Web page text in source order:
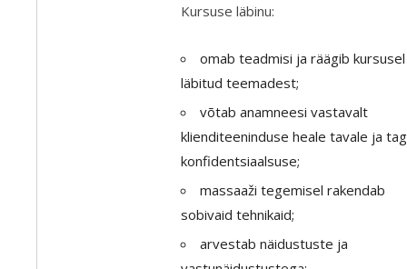
Kursuse läbinu:
omab teadmisi ja räägib kursusel
läbitud teemadest;
võtab anamneesi vastavalt
klienditeeninduse heale tavale ja
konfidentsiaalsuse;
massaaži tegemisel rakendab
sobivaid tehnikaid;
arvestab näidustuste ja